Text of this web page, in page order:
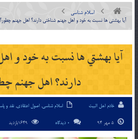
اسلام شناسی
آيا بهشتي ها نسبت به خود و اهل جهنم شناختي دارند؟ اهل جهنم چطور؟
آيا بهشتي ها نسبت به خود و
دارند؟ اهل جهنم
خادم اهل البیت اسلام شناسی, اصول اعتقادی, نقد و
0 دیدگاه